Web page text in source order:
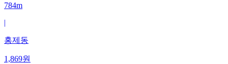
784m
|
홍제동
1,869원